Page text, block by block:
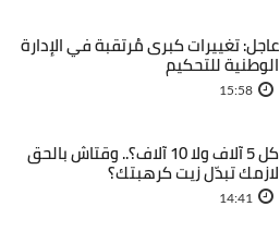
عاجل: تغييرات كبرى مُرتقبة في الإدارة
الوطنية للتحكيم
15:58
كل 5 آلاف ولا 10 آلاف؟.. وقتاش بالحق
لازمك تبدّل زيت كرهبتك؟
14:41